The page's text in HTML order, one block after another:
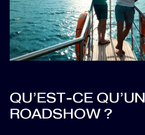
QU’EST-CE QU’UN
ROADSHOW ?